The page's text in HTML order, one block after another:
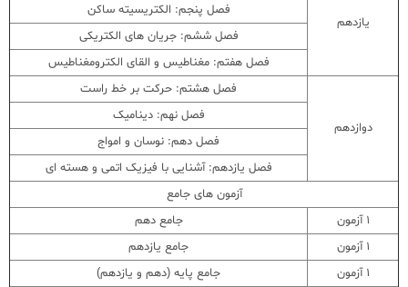
یازدهم
فصل پنجم: الکتریسیته ساکن
فصل ششم: جریان های الکتریکی
فصل هفتم: مغناطیس و القای الکترومغناطیس
دوازدهم
فصل هشتم: حرکت بر خط راست
فصل نهم: دینامیک
فصل دهم: نوسان و امواج
فصل یازدهم: آشنایی با فیزیک اتمی و هسته ای
آزمون های جامع
1 آزمون
جامع دهم
1 آزمون
جامع یازدهم
1 آزمون
جامع پایه (دهم و یازدهم)